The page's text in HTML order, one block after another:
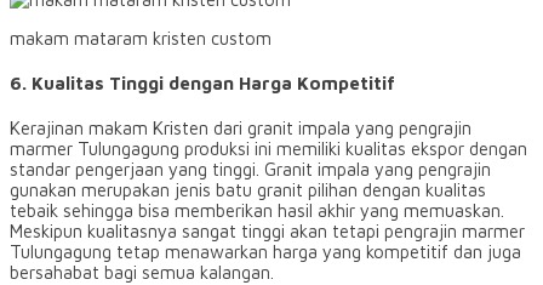
makam mataram kristen custom
6. Kualitas Tinggi dengan Harga Kompetitif
Kerajinan makam Kristen dari granit impala yang pengrajin
marmer Tulungagung produksi ini memiliki kualitas ekspor dengan
standar pengerjaan yang tinggi. Granit impala yang pengrajin
gunakan merupakan jenis batu granit pilihan dengan kualitas
tebaik sehingga bisa memberikan hasil akhir yang memuaskan.
Meskipun kualitasnya sangat tinggi akan tetapi pengrajin marmer
Tulungagung tetap menawarkan harga yang kompetitif dan juga
bersahabat bagi semua kalangan.